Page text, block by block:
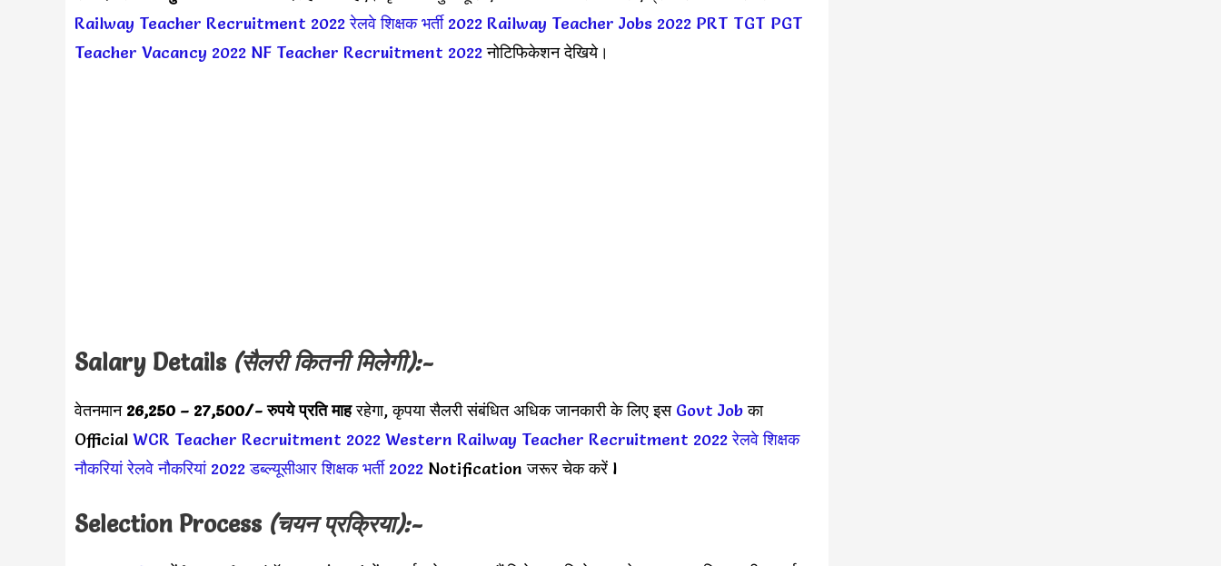
Railway Teacher Recruitment 2022 रेलवे शिक्षक भर्ती 2022 Railway Teacher Jobs 2022 PRT TGT PGT
Teacher Vacancy 2022 NF Teacher Recruitment 2022नोटिफिकेशन देखिये।
Salary Details (सैलरी कितनी मिलेगी):-
वेतनमान 26,250 – 27,500/- रुपये प्रति माहरहेगा, कृपया सैलरी संबंधित अधिक जानकारी के लिए इस Govt Jobका
Official WCR Teacher Recruitment 2022 Western Railway Teacher Recruitment 2022 रेलवे शिक्षक
नौकरियां रेलवे नौकरियां 2022 डब्ल्यूसीआर शिक्षक भर्ती 2022 Notification जरूर चेक करें l
Selection Process (चयन प्रक्रिया):-